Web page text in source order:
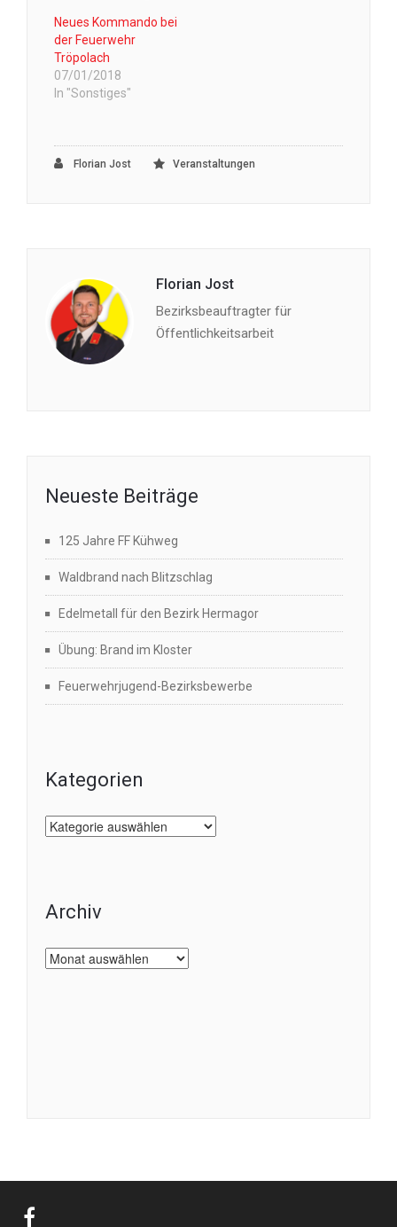
Neues Kommando bei
der Feuerwehr
Tröpolach
07/01/2018
In "Sonstiges"
Florian Jost Veranstaltungen
Florian Jost
Bezirksbeauftragter für
Öffentlichkeitsarbeit
Neueste Beiträge
125 Jahre FF Kühweg
Waldbrand nach Blitzschlag
Edelmetall für den Bezirk Hermagor
Übung: Brand im Kloster
Feuerwehrjugend-Bezirksbewerbe
Kategorien
Kategorien
Archiv
Archiv